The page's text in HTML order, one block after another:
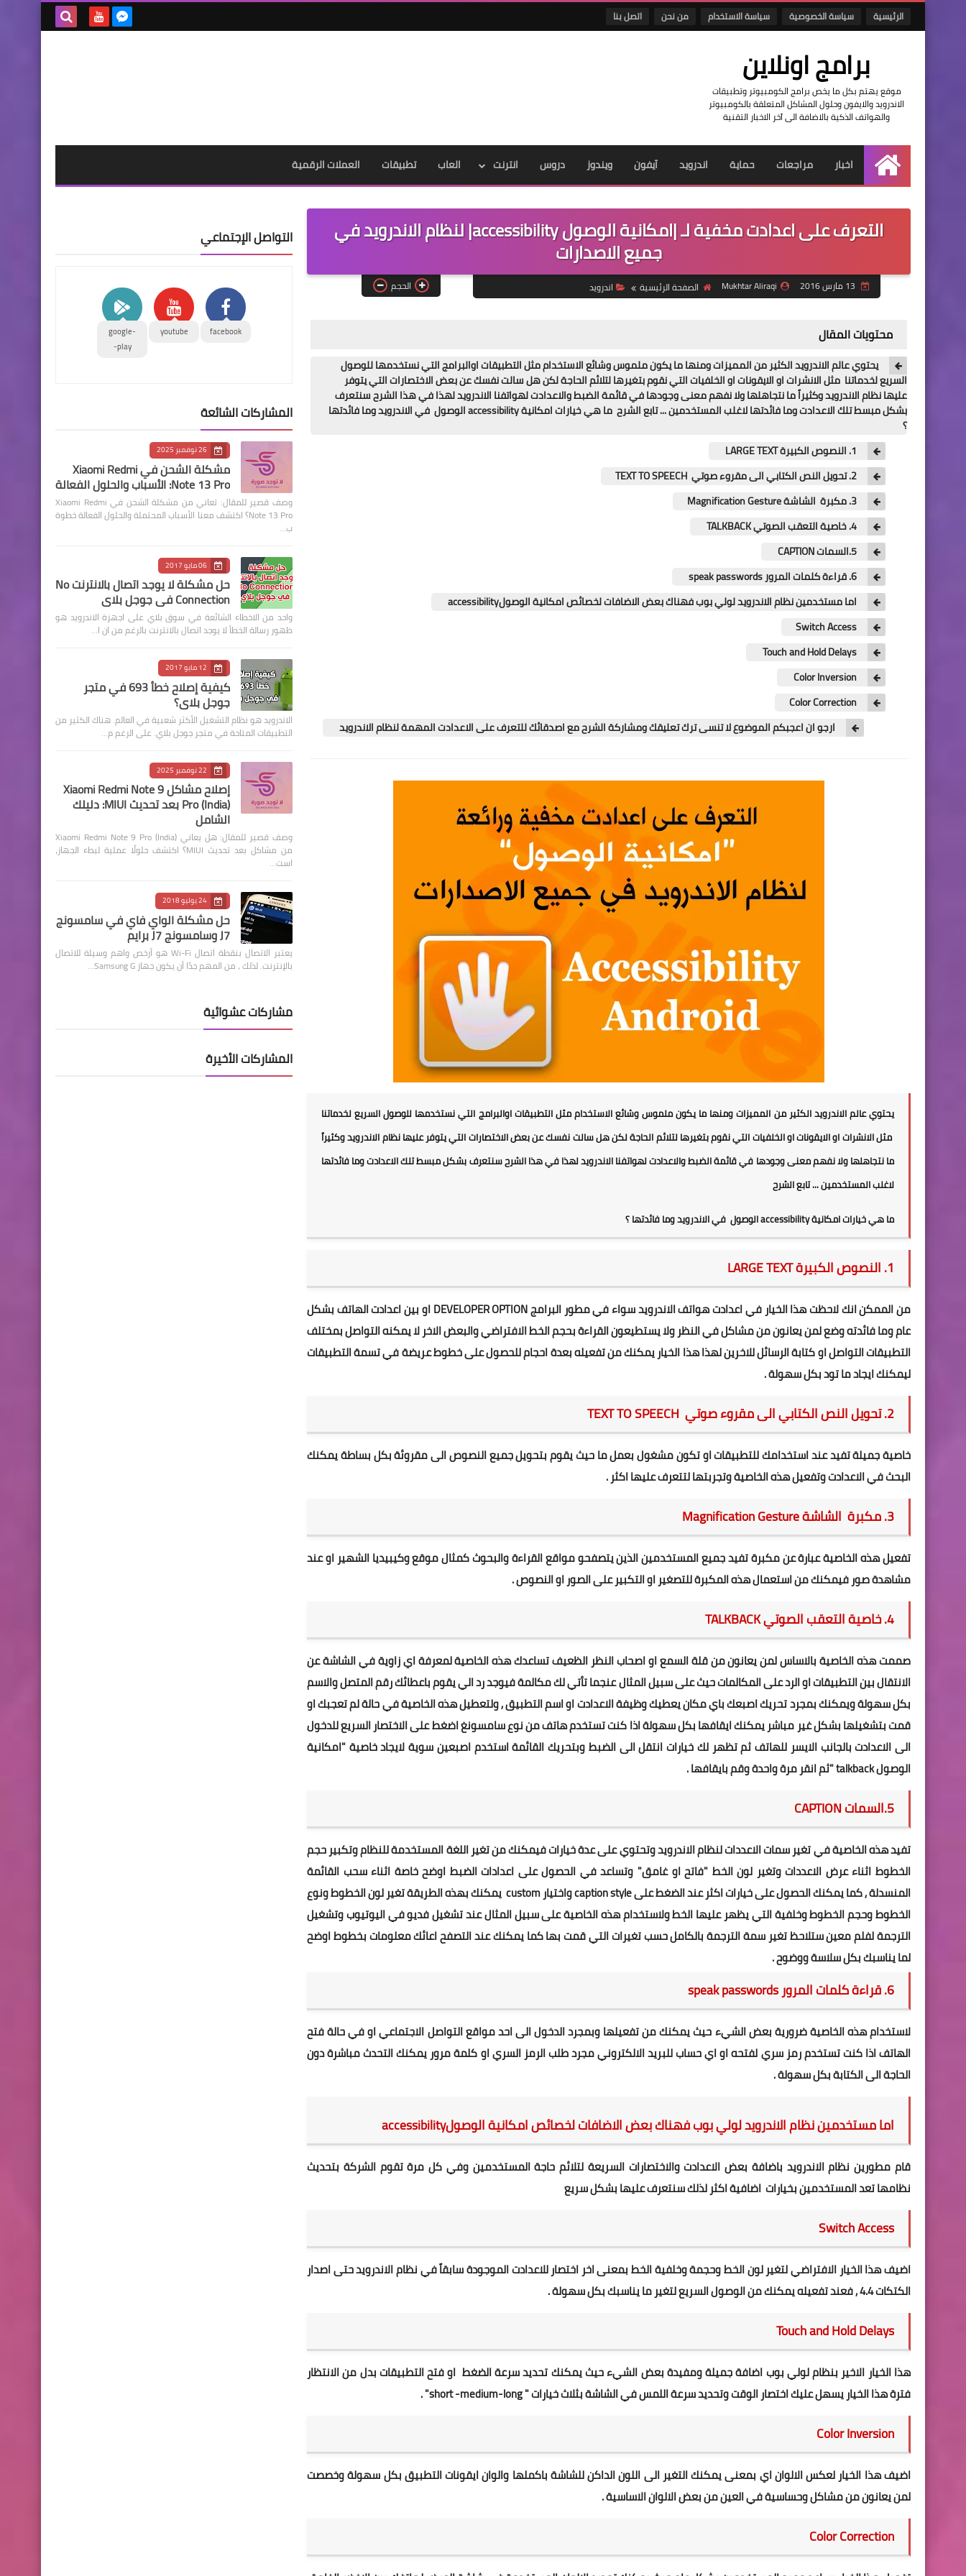
الرئيسية سياسة الخصوصية سياسة الاستخدام من نحن اتصل بنا
برامج اونلاين
موقع يهتم بكل ما يخص برامج الكومبيوتر وتطبيقات
الاندرويد والايفون وحلول المشاكل المتعلقة بالكومبيوتر
والهواتف الذكية بالاضافة الى آخر الاخبار التقنية
الرئيسية
اخبار مراجعات حماية اندرويد آيفون ويندوز دروس انترنت العاب تطبيقات العملات الرقمية
التعرف على اعدادت مخفية لـ |امكانية الوصول accessibility| لنظام الاندرويد في
جميع الاصدارات
Mukhtar Aliraqi الصفحة الرئيسية اندرويد الحجم
محتويات المقال
يحتوي عالم الاندرويد الكثير من المميزات ومنها ما يكون ملموس وشائع الاستخدام مثل التطبيقات اوالبرامج التي نستخدمها للوصول
السريع لخدماتنا مثل الانشرات او الايقونات او الخلفيات التي نقوم بتغيرها لتلائم الحاجة لكن هل سالت نفسك عن بعض الاختصارات التي يتوفر
عليها نظام الاندرويد وكثيراً ما نتجاهلها ولا نفهم معنى وجودها في قائمة الضبط والاعدادت لهواتفنا الاندرويد لهذا في هذا الشرح سنتعرف
بشكل مبسط تلك الاعدادت وما فائدتها لاغلب المستخدمين ... تابع الشرح ما هي خيارات امكانية accessibility الوصول في الاندرويد وما فائدتها
؟
1. النصوص الكبيرة LARGE TEXT
2. تحويل النص الكتابي الى مقروء صوتي TEXT TO SPEECH
3. مكبرة الشاشة Magnification Gesture
4. خاصية التعقب الصوتي TALKBACK
5.السمات CAPTION
6. قراءة كلمات المرور speak passwords
اما مستخدمين نظام الاندرويد لولي بوب فهناك بعض الاضافات لخصائص امكانية الوصولaccessibility
Switch Access
Touch and Hold Delays
Color Inversion
Color Correction
ارجو ان اعجبكم الموضوع لا تنسى ترك تعليقك ومشاركة الشرح مع اصدقائك للتعرف على الاعدادت المهمة لنظام الاندرويد
يحتوي عالم الاندرويد الكثير من المميزات ومنها ما يكون ملموس وشائع الاستخدام مثل التطبيقات اوالبرامج التي نستخدمها للوصول السريع لخدماتنا
مثل الانشرات او الايقونات او الخلفيات التي نقوم بتغيرها لتلائم الحاجة لكن هل سالت نفسك عن بعض الاختصارات التي يتوفر عليها نظام الاندرويد وكثيراً
ما نتجاهلها ولا نفهم معنى وجودها في قائمة الضبط والاعدادت لهواتفنا الاندرويد لهذا في هذا الشرح سنتعرف بشكل مبسط تلك الاعدادت وما فائدتها
لاغلب المستخدمين ... تابع الشرح
ما هي خيارات امكانية accessibility الوصول في الاندرويد وما فائدتها ؟
1. النصوص الكبيرة LARGE TEXT
من الممكن انك لاحظت هذا الخيار في اعدادت هواتف الاندرويد سواء في مطور البرامج DEVELOPER OPTION او بين اعدادت الهاتف بشكل
عام وما فائدته وضع لمن يعانون من مشاكل في النظر ولا يستطيعون القراءة بحجم الخط الافتراضي والبعض الاخر لا يمكنه التواصل بمختلف
التطبيقات التواصل او كتابة الرسائل للاخرين لهذا هذا الخيار يمكنك من تفعيله بعدة احجام للحصول على خطوط عريضة في تسمة التطبيقات
ليمكنك ايجاد ما تود بكل سهولة .
2. تحويل النص الكتابي الى مقروء صوتي TEXT TO SPEECH
خاصية جميلة تفيد عند استخدامك للتطبيقات او تكون مشغول بعمل ما حيث يقوم بتحويل جميع النصوص الى مقروئة بكل بساطة يمكنك
البحث في الاعدادت وتفعيل هذه الخاصية وتجربتها لتتعرف عليها اكثر .
3. مكبرة الشاشة Magnification Gesture
تفعيل هذه الخاصية عبارة عن مكبرة تفيد جميع المستخدمين الذين يتصفحو مواقع القراءة والبحوث كمثال موقع وكيبيديا الشهير او عند
مشاهدة صور فيمكنك من استعمال هذه المكبرة للتصغير او التكبير على الصور او النصوص .
4. خاصية التعقب الصوتي TALKBACK
صممت هذه الخاصية بالاساس لمن يعانون من قلة السمع او اصحاب النظر الظعيف تساعدك هذه الخاصية لمعرفة اي زاوية في الشاشة عن
الانتقال بين التطبيقات او الرد على المكالمات حيث على سبيل المثال عنجما تأتي لك مكالمة فيوجد رد الي يقوم باعطائك رقم المتصل والاسم
بكل سهولة ويمكنك بمجرد تحريك اصبعك باي مكان يعطيك وظيفة الاعدادت او اسم التطبيق , ولتعطيل هذه الخاصية في حالة لم تعجبك او
قمت بتشغيلها بشكل غير مباشر يمكنك ايقافها بكل سهولة اذا كنت تستخدم هاتف من نوع سامسونغ اضغط على الاختصار السريع للدخول
الى الاعدادت بالجانب الايسر للهاتف ثم تظهر لك خيارات انتقل الى الضبط وبتحريك القائمة استخدم اصبعين سوية لايجاد خاصية "امكانية
الوصول talkback "ثم انقر مرة واحدة وقم بايقافها .
5.السمات CAPTION
تفيد هذه الخاصية في تغير سمات الاعددات لنظام الاندرويد وتحتوي على عدة خيارات فيمكنك من تغير اللغة المستخدمة للنظام وتكبير حجم
الخطوط اثناء عرض الاعددات وتغير لون الخط "فاتح او غامق" وتساعد في الحصول على اعدادات الضبط اوضح خاصة اثناء سحب القائمة
المنسدلة , كما يمكنك الحصول على خيارات اكثر عند الضغط على caption style واختيار custom يمكنك بهذه الطريقة تغير لون الخطوط ونوع
الخطوط وحجم الخطوط وخلفية التي يظهر عليها الخط ولاستخدام هذه الخاصية على سبيل المثال عند تشغيل فديو في اليوتيوب وتشغيل
الترجمة لفلم معين ستلاحظ تغير سمة الترجمة بالكامل حسب تغيرات التي قمت بها كما يمكنك عند التصفح اعائك معلومات بخطوط اوضح
لما يناسبك بكل سلاسة ووضوح .
6. قراءة كلمات المرور speak passwords
لاستخدام هذه الخاصية ضرورية بعض الشيء حيث يمكنك من تفعيلها وبمجرد الدخول الى احد مواقع التواصل الاجتماعي او في حالة فتح
الهاتف اذا كنت تستخدم رمز سري لفتحه او اي حساب للبريد الالكتروني مجرد طلب الرمز السري او كلمة مرور يمكنك التحدث مباشرة دون
الحاجة الى الكتابة بكل سهولة .
اما مستخدمين نظام الاندرويد لولي بوب فهناك بعض الاضافات لخصائص امكانية الوصولaccessibility
قام مطورين نظام الاندرويد باضافة بعض الاعدادت والاختصارات السريعة لتلائم حاجة المستخدمين وفي كل مرة تقوم الشركة بتحديث
نظامها تعد المستخدمين بخيارات اضافية اكثر لذلك سنتعرف عليها بشكل سريع
Switch Access
اضيف هذا الخيار الافتراضي لتغير لون الخط وحجمة وخلفية الخط بمعنى اخر اختصار للاعدادت الموجودة سابقاً في نظام الاندرويد حتى اصدار
الكتكات 4.4 , فعند تفعيله يمكنك من الوصول السريع لتغير ما يناسبك بكل سهولة .
Touch and Hold Delays
هذا الخيار الاخير بنظام لولي بوب اضافة جميلة ومفيدة بعض الشيء حيث يمكنك تحديد سرعة الضغط او فتح التطبيقات بدل من الانتظار
فترة هذا الخيار يسهل عليك اختصار الوقت وتحديد سرعة اللمس في الشاشة بثلاث خيارات " short -medium-long" .
Color Inversion
اضيف هذا الخيار لعكس الالوان اي بمعنى يمكنك التغير الى اللون الداكن للشاشة باكملها والوان ايقونات التطبيق بكل سهولة وخصصت
لمن يعانون من مشاكل وحساسية في العين من بعض الالوان الاساسية .
Color Correction
التواصل الإجتماعي
facebook
youtube
google-
play-
المشاركات الشائعة
26 نوفمبر 2025
مشكلة الشحن في Xiaomi Redmi
Note 13 Pro: الأسباب والحلول الفعالة
وصف قصير للمقال: تعاني من مشكلة الشحن في Xiaomi Redmi
Note 13 Pro؟ اكتشف معنا الأسباب المحتملة والحلول الفعالة خطوة
ب…
06 مايو 2017
حل مشكلة لا يوجد اتصال بالانترنت No
Connection في جوجل بلاي
واحد من الاخطاء الشائعة في سوق بلاي على اجهزة الاندرويد هو
ظهور رسالة الخطأ لا يوجد اتصال بالانترنت بالرغم من ان ا…
12 مايو 2017
كيفية إصلاح خطأ 693 في متجر
جوجل بلاي؟
الاندرويد هو نظام التشغيل الأكثر شعبية في العالم. هناك الكثير من
التطبيقات المتاحة في متجر جوجل بلاي. على الرغم م…
22 نوفمبر 2025
إصلاح مشاكل Xiaomi Redmi Note 9
Pro (India) بعد تحديث MIUI: دليلك
الشامل
وصف قصير للمقال: هل يعاني Xiaomi Redmi Note 9 Pro (India)
من مشاكل بعد تحديث MIUI؟ اكتشف حلولًا عملية لبطء الجهاز،
است…
24 يوليو 2018
حل مشكلة الواي فاي في سامسونج
J7 وسامسونج J7 برايم
يعتبر الاتصال بنقطة اتصال Wi-Fi هو أرخص واهم وسيلة للاتصال
بالإنترنت. لذلك ، من المهم جدًا أن يكون جهاز Samsung G…
مشاركات عشوائية
المشاركات الأخيرة